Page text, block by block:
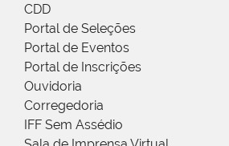
CDD
Portal de Seleções
Portal de Eventos
Portal de Inscrições
Ouvidoria
Corregedoria
IFF Sem Assédio